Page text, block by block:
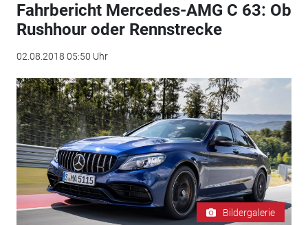
Fahrbericht Mercedes-AMG C 63: Ob
Rushhour oder Rennstrecke
02.08.2018 05:50 Uhr
Bildergalerie